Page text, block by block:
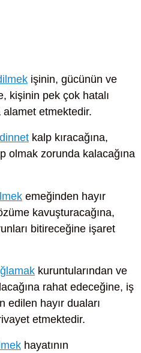
işinin, gücünün ve
kişinin pek çok hatalı
alamet etmektedir.
kalp kıracağına,
olmak zorunda kalacağına
emeğinden hayır
kavuşturacağına,
bitireceğine işaret
kuruntularından ve
rahat edeceğine, iş
edilen hayır duaları
etmektedir.
hayatının